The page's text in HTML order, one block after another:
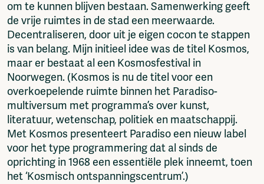
om te kunnen blijven bestaan. Samenwerking geeft
de vrije ruimtes in de stad een meerwaarde.
Decentraliseren, door uit je eigen cocon te stappen
is van belang. Mijn initieel idee was de titel Kosmos,
maar er bestaat al een Kosmosfestival in
Noorwegen. (Kosmos is nu de titel voor een
overkoepelende ruimte binnen het Paradiso-
multiversum met programma’s over kunst,
literatuur, wetenschap, politiek en maatschappij.
Met Kosmos presenteert Paradiso een nieuw label
voor het type programmering dat al sinds de
oprichting in 1968 een essentiële plek inneemt, toen
het ‘Kosmisch ontspanningscentrum’.)